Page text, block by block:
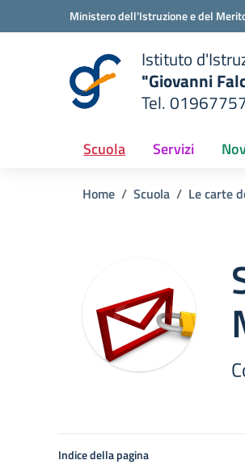
Vai ai contenuti
Vai al menu di navigazioneMinistero dell'Istruzione e del
Istituto
"Giovanni
Tel.
Scuola Servizi
Home Scuola Le carte
Indice della pagina